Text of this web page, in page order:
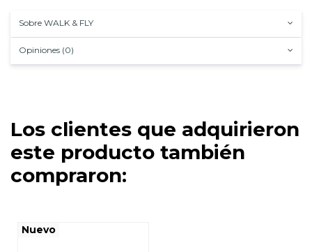
Sobre WALK & FLY
Opiniones (0)
Los clientes que adquirieron
este producto también
compraron:
Nuevo